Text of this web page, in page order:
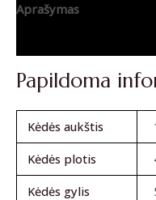
Aprašymas
Papildoma
Kėdės aukštis
Kėdės plotis
Kėdės gylis